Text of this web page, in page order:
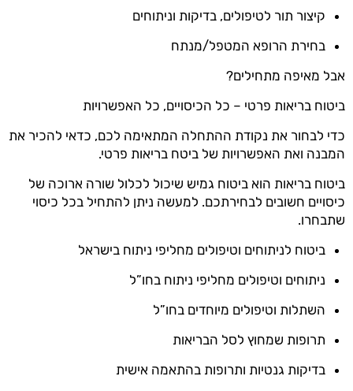
קיצור תור לטיפולים, בדיקות וניתוחים
בחירת הרופא המטפל/מנתח
אבל מאיפה מתחילים?
ביטוח בריאות פרטי – כל הכיסויים, כל האפשרויות
כדי לבחור את נקודת ההתחלה המתאימה לכם, כדאי להכיר את
המבנה ואת האפשרויות של ביטח בריאות פרטי.
ביטוח בריאות הוא ביטוח גמיש שיכול לכלול שורה ארוכה של
כיסויים חשובים לבחירתכם. למעשה ניתן להתחיל בכל כיסוי
שתבחרו.
ביטוח לניתוחים וטיפולים מחליפי ניתוח בישראל
ניתוחים וטיפולים מחליפי ניתוח בחו”ל
השתלות וטיפולים מיוחדים בחו”ל
תרופות שמחוץ לסל הבריאות
בדיקות גנטיות ותרופות בהתאמה אישית